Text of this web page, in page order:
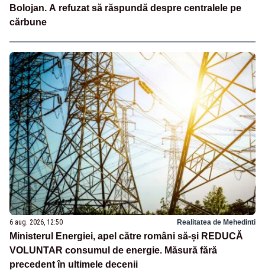
Bolojan. A refuzat să răspundă despre centralele pe
cărbune
6 aug. 2026, 12:50 Realitatea de Mehedinti
Ministerul Energiei, apel către români să-și REDUCĂ
VOLUNTAR consumul de energie. Măsură fără
precedent în ultimele decenii